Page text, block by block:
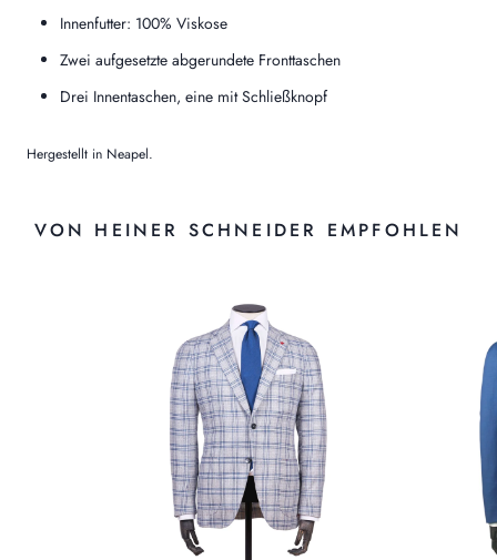
Innenfutter: 100% Viskose
Zwei aufgesetzte abgerundete Fronttaschen
Drei Innentaschen, eine mit Schließknopf
Hergestellt in Neapel.
VON HEINER SCHNEIDER EMPFOHLEN